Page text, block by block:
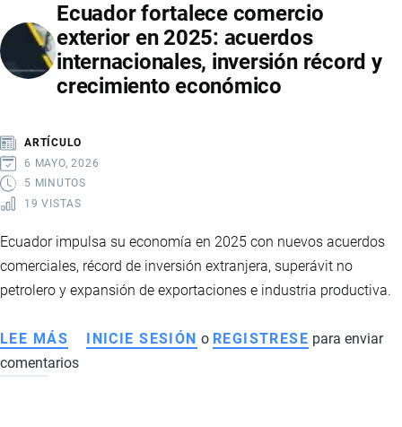
ECUADOR
2026:
RECUPERACIÓN,
INVERSIONES
DEL
SECTOR
ENERGÉTICO
Ecuador fortalece comercio
exterior en 2025: acuerdos
internacionales, inversión récord y
crecimiento económico
ARTÍCULO
6 MAYO, 2026
5 MINUTOS
19 VISTAS
Ecuador impulsa su economía en 2025 con nuevos acuerdos
comerciales, récord de inversión extranjera, superávit no
petrolero y expansión de exportaciones e industria productiva.
LEE MÁS SOBRE
ECUADOR
INICIE SESIÓN o REGISTRESE para enviar
comentarios